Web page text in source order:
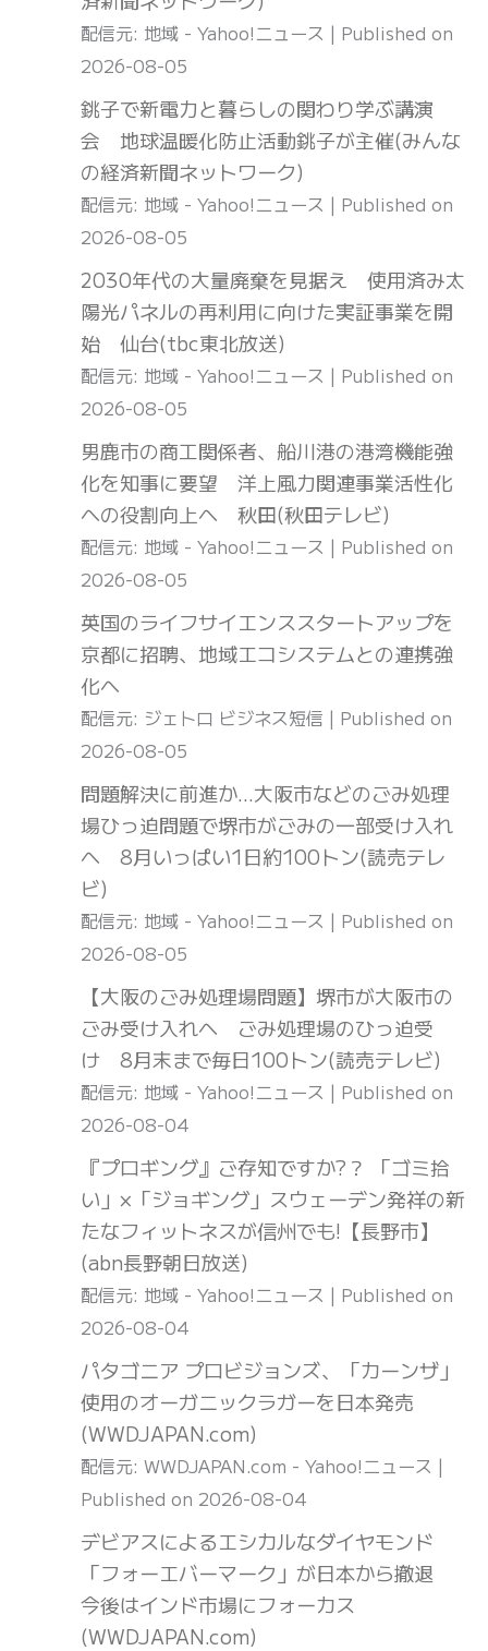
配信元: 地域 - Yahoo!ニュース
Published on
2026-08-05
銚子で新電力と暮らしの関わり学ぶ講演
会 地球温暖化防止活動銚子が主催(みんな
の経済新聞ネットワーク)
配信元: 地域 - Yahoo!ニュース
Published on
2026-08-05
2030年代の大量廃棄を見据え 使用済み太
陽光パネルの再利用に向けた実証事業を開
始 仙台(tbc東北放送)
配信元: 地域 - Yahoo!ニュース
Published on
2026-08-05
男鹿市の商工関係者、船川港の港湾機能強
化を知事に要望 洋上風力関連事業活性化
への役割向上へ 秋田(秋田テレビ)
配信元: 地域 - Yahoo!ニュース
Published on
2026-08-05
英国のライフサイエンススタートアップを
京都に招聘、地域エコシステムとの連携強
化へ
配信元: ジェトロ ビジネス短信
Published on
2026-08-05
問題解決に前進か…大阪市などのごみ処理
場ひっ迫問題で堺市がごみの一部受け入れ
へ 8月いっぱい1日約100トン(読売テレ
ビ)
配信元: 地域 - Yahoo!ニュース
Published on
2026-08-05
【大阪のごみ処理場問題】堺市が大阪市の
ごみ受け入れへ ごみ処理場のひっ迫受
け 8月末まで毎日100トン(読売テレビ)
配信元: 地域 - Yahoo!ニュース
Published on
2026-08-04
『プロギング』ご存知ですか?？ 「ゴミ拾
い」×「ジョギング」スウェーデン発祥の新
たなフィットネスが信州でも!【長野市】
(abn長野朝日放送)
配信元: 地域 - Yahoo!ニュース
Published on
2026-08-04
パタゴニア プロビジョンズ、「カーンザ」
使用のオーガニックラガーを日本発売
(WWDJAPAN.com)
配信元: WWDJAPAN.com - Yahoo!ニュース
Published on 2026-08-04
デビアスによるエシカルなダイヤモンド
「フォーエバーマーク」が日本から撤退
今後はインド市場にフォーカス
(WWDJAPAN.com)